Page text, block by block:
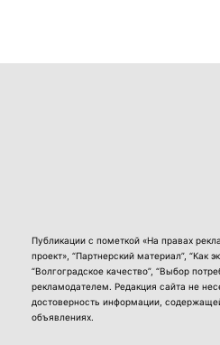
Публикации с пометкой «На правах
проект», “Партнерский материал”, “Как
“Волгоградское качество”, “Выбор
рекламодателем. Редакция сайта не
достоверность информации,
объявлениях.